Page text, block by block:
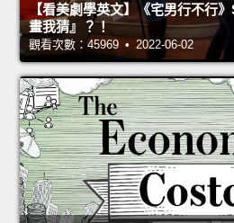
【看美劇學英文】《宅男行不行
畫我猜』？！
觀看次數：45969 • 2022-06-02